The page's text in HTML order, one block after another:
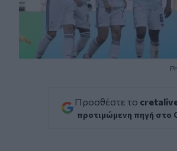
Προσθέστε το
προτιμώμενη πηγή στο